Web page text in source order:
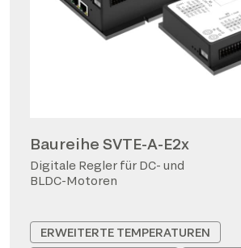
Baureihe SVTE-A-E2x
Digitale Regler für DC- und
BLDC-Motoren
ERWEITERTE TEMPERATUREN